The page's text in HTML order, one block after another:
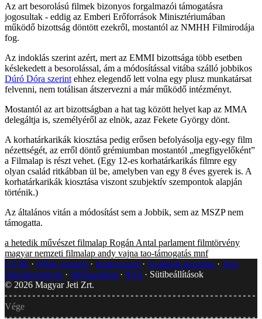
Az art besorolású filmek bizonyos forgalmazói támogatásra
jogosultak - eddig az Emberi Erőforrások Minisztériumában
működő bizottság döntött ezekről, mostantól az NMHH Filmirodája
fog.
Az indoklás szerint azért, mert az EMMI bizottsága több esetben
késlekedett a besorolással, ám a módosítással vitába szálló jobbikos
Dúró Dóra szerint ehhez elegendő lett volna egy plusz munkatársat
felvenni, nem totálisan átszervezni a már működő intézményt.
Mostantól az art bizottságban a hat tag között helyet kap az MMA
delegáltja is, személyéről az elnök, azaz Fekete György dönt.
A korhatárkarikák kiosztása pedig erősen befolyásolja egy-egy film
nézettségét, az erről döntő grémiumban mostantól „megfigyelőként”
a Filmalap is részt vehet. (Egy 12-es korhatárkarikás filmre egy
olyan család ritkábban ül be, amelyben van egy 8 éves gyerek is. A
korhatárkarikák kiosztása viszont szubjektív szempontok alapján
történik.)
Az általános vitán a módosítást sem a Jobbik, sem az MSZP nem
támogatta.
a hetedik művészet filmalap Rogán Antal parlament filmtörvény
magyar nemzeti filmalap andy vajna tao-támogatás mnf
GYIK
Hibát jelentek Impresszum Javítások kezelése
Jogi
dokumentumok
Médiaajánlat RSS
Sütibeállítások
© 2026 Magyar Jeti Zrt.
Vége